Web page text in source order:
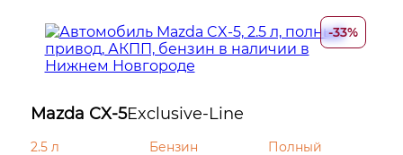
Система адаптивного освещения
Светодиодные фары
-33%
Mazda CX-5Exclusive-Line
2.5 л Бензин
Полный